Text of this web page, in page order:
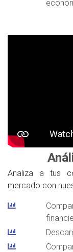
Analiza a tus
mercado con